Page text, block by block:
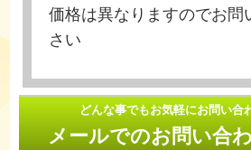
価格は異なりますのでお問
さい
どんな事でもお気軽にお問い合
メールでのお問い合